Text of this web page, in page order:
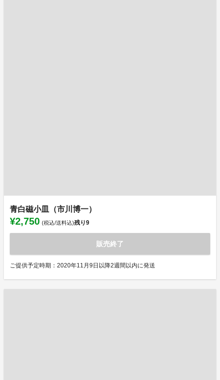
青白磁小皿（市川博一）
¥2,750 (税込/送料込)残り9
販売終了
ご提供予定時期：2020年11月9日以降2週間以内に発送